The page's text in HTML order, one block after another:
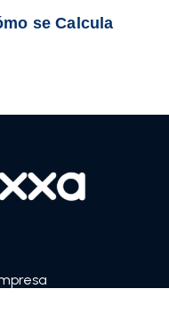
se Calcula